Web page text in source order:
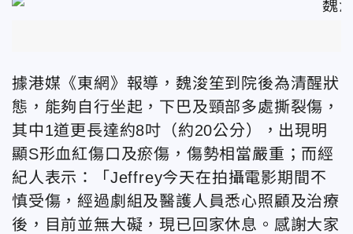
據港媒《東網》報導，魏浚笙到院後為清醒狀
態，能夠自行坐起，下巴及頸部多處撕裂傷，
其中1道更長達約8吋（約20公分），出現明
顯S形血紅傷口及瘀傷，傷勢相當嚴重；而經
紀人表示：「Jeffrey今天在拍攝電影期間不
慎受傷，經過劇組及醫護人員悉心照顧及治療
後，目前並無大礙，現已回家休息。感謝大家